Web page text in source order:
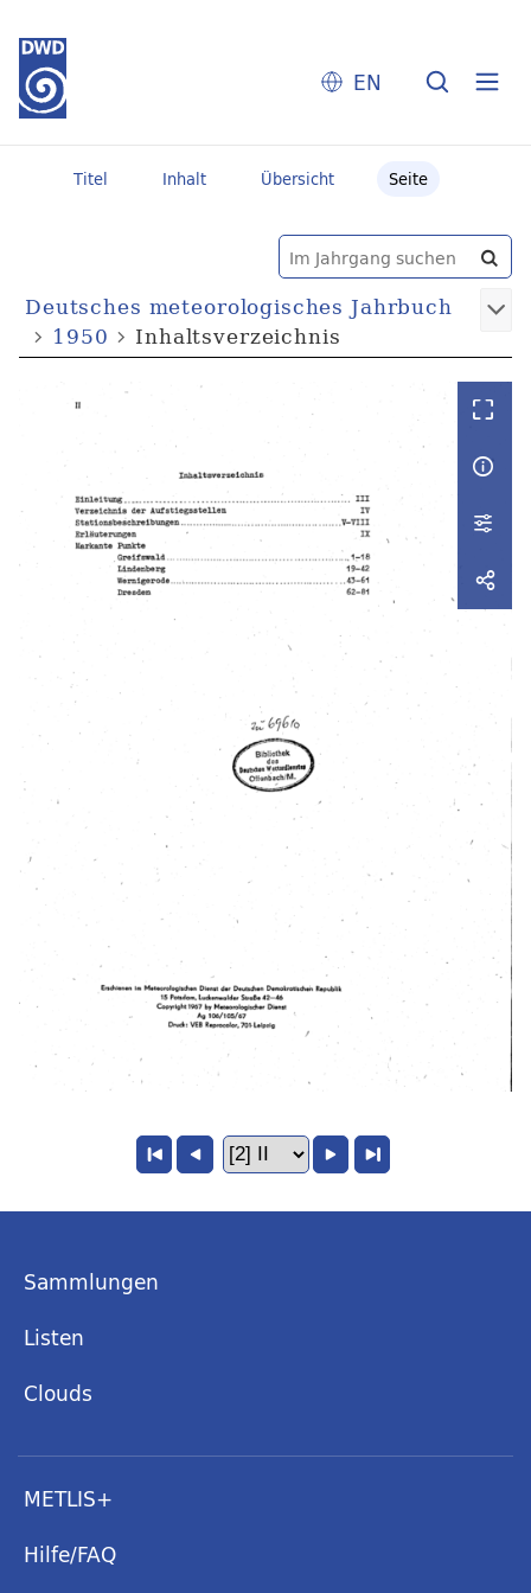
EN
Titel Inhalt Übersicht Seite
Deutsches meteorologisches Jahrbuch
1950
Inhaltsverzeichnis
Sammlungen
Listen
Clouds
METLIS+
Hilfe/FAQ